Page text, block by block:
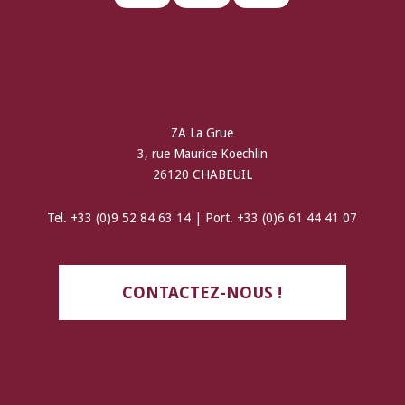
ZA La Grue
3, rue Maurice Koechlin
26120 CHABEUIL
Tel. +33 (0)9 52 84 63 14 | Port. +33 (0)6 61 44 41 07
CONTACTEZ-NOUS !